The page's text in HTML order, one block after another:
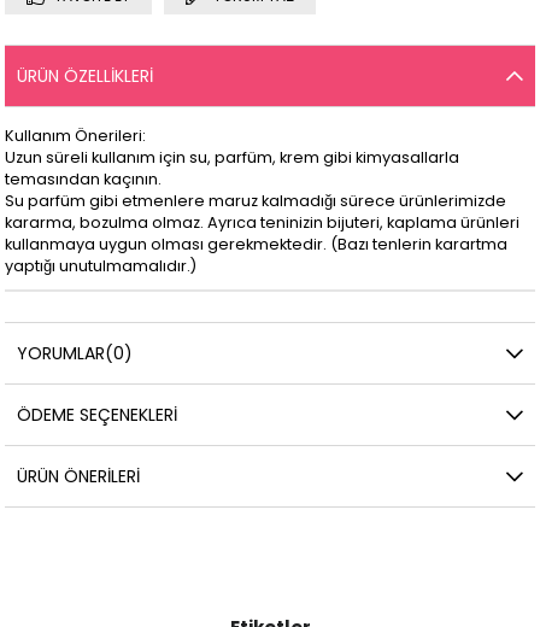
ÜRÜN ÖZELLIKLERI
Kullanım Önerileri:
Uzun süreli kullanım için su, parfüm, krem gibi kimyasallarla
temasından kaçının.
Su parfüm gibi etmenlere maruz kalmadığı sürece ürünlerimizde
kararma, bozulma olmaz. Ayrıca teninizin bijuteri, kaplama ürünleri
kullanmaya uygun olması gerekmektedir. (Bazı tenlerin karartma
yaptığı unutulmamalıdır.)
YORUMLAR(0)
ÖDEME SEÇENEKLERI
ÜRÜN ÖNERILERI